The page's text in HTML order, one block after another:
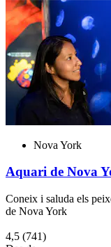
Nova York
Aquari de Nova
Coneix i saluda els
de Nova York
4,5 (741)